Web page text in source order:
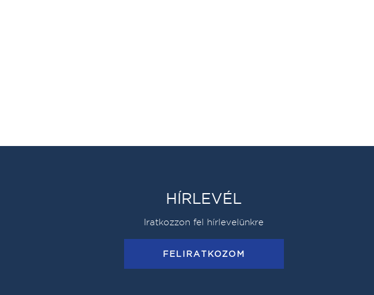
HÍRLEVÉL
Iratkozzon fel hírlevelünkre
FELIRATKOZOM